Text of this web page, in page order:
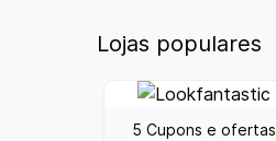
Lojas populares
5 Cupons e ofertas